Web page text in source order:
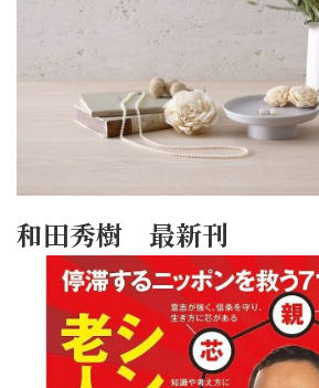
和田秀樹 最新刊